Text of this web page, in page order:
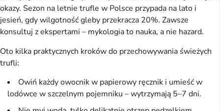
okazy. Sezon na letnie trufle w Polsce przypada na lato i
jesień, gdy wilgotność gleby przekracza 20%. Zawsze
konsultuj z ekspertami – mykologia to nauka, a nie hazard.
Oto kilka praktycznych kroków do przechowywania świeżych
trufli:
Owiń każdy owocnik w papierowy ręcznik i umieść w
lodówce w szczelnym pojemniku – wytrzymają 5–7 dni.